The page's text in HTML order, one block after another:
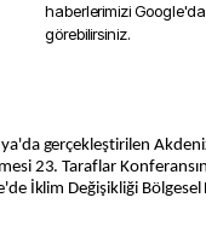
haberlerimizi
görebilirsiniz.
gerçekleştirilen
23. Taraflar
İklim Değişikliği